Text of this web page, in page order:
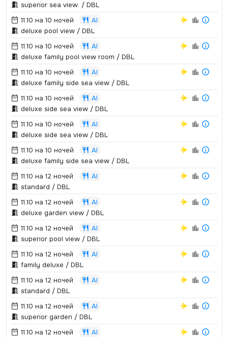
superior sea view.­ / DBL
11.10 на 10 ночей
AI
deluxe pool view / DBL
11.10 на 10 ночей
AI
deluxe family pool view room / DBL
11.10 на 10 ночей
AI
deluxe family side sea view / DBL
11.10 на 10 ночей
AI
deluxe side sea view / DBL
11.10 на 10 ночей
AI
deluxe side sea view / DBL
11.10 на 10 ночей
AI
deluxe family side sea view / DBL
11.10 на 12 ночей
AI
standard / DBL
11.10 на 12 ночей
AI
deluxe garden view / DBL
11.10 на 12 ночей
AI
superior pool view / DBL
11.10 на 12 ночей
AI
family deluxe / DBL
11.10 на 12 ночей
AI
standard / DBL
11.10 на 12 ночей
AI
superior garden / DBL
11.10 на 12 ночей
AI